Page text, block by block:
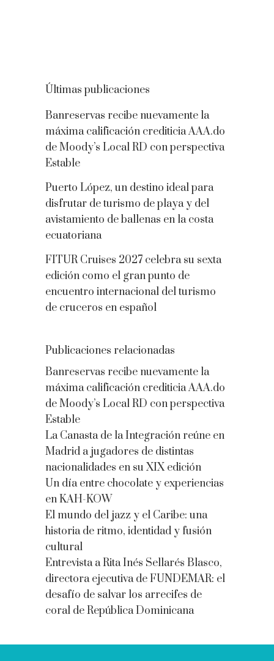
Últimas publicaciones
Banreservas recibe nuevamente la
máxima calificación crediticia AAA.do
de Moody’s Local RD con perspectiva
Estable
Puerto López, un destino ideal para
disfrutar de turismo de playa y del
avistamiento de ballenas en la costa
ecuatoriana
FITUR Cruises 2027 celebra su sexta
edición como el gran punto de
encuentro internacional del turismo
de cruceros en español
Publicaciones relacionadas
Banreservas recibe nuevamente la
máxima calificación crediticia AAA.do
de Moody’s Local RD con perspectiva
Estable
La Canasta de la Integración reúne en
Madrid a jugadores de distintas
nacionalidades en su XIX edición
Un día entre chocolate y experiencias
en KAH-KOW
El mundo del jazz y el Caribe: una
historia de ritmo, identidad y fusión
cultural
Entrevista a Rita Inés Sellarés Blasco,
directora ejecutiva de FUNDEMAR: el
desafío de salvar los arrecifes de
coral de República Dominicana